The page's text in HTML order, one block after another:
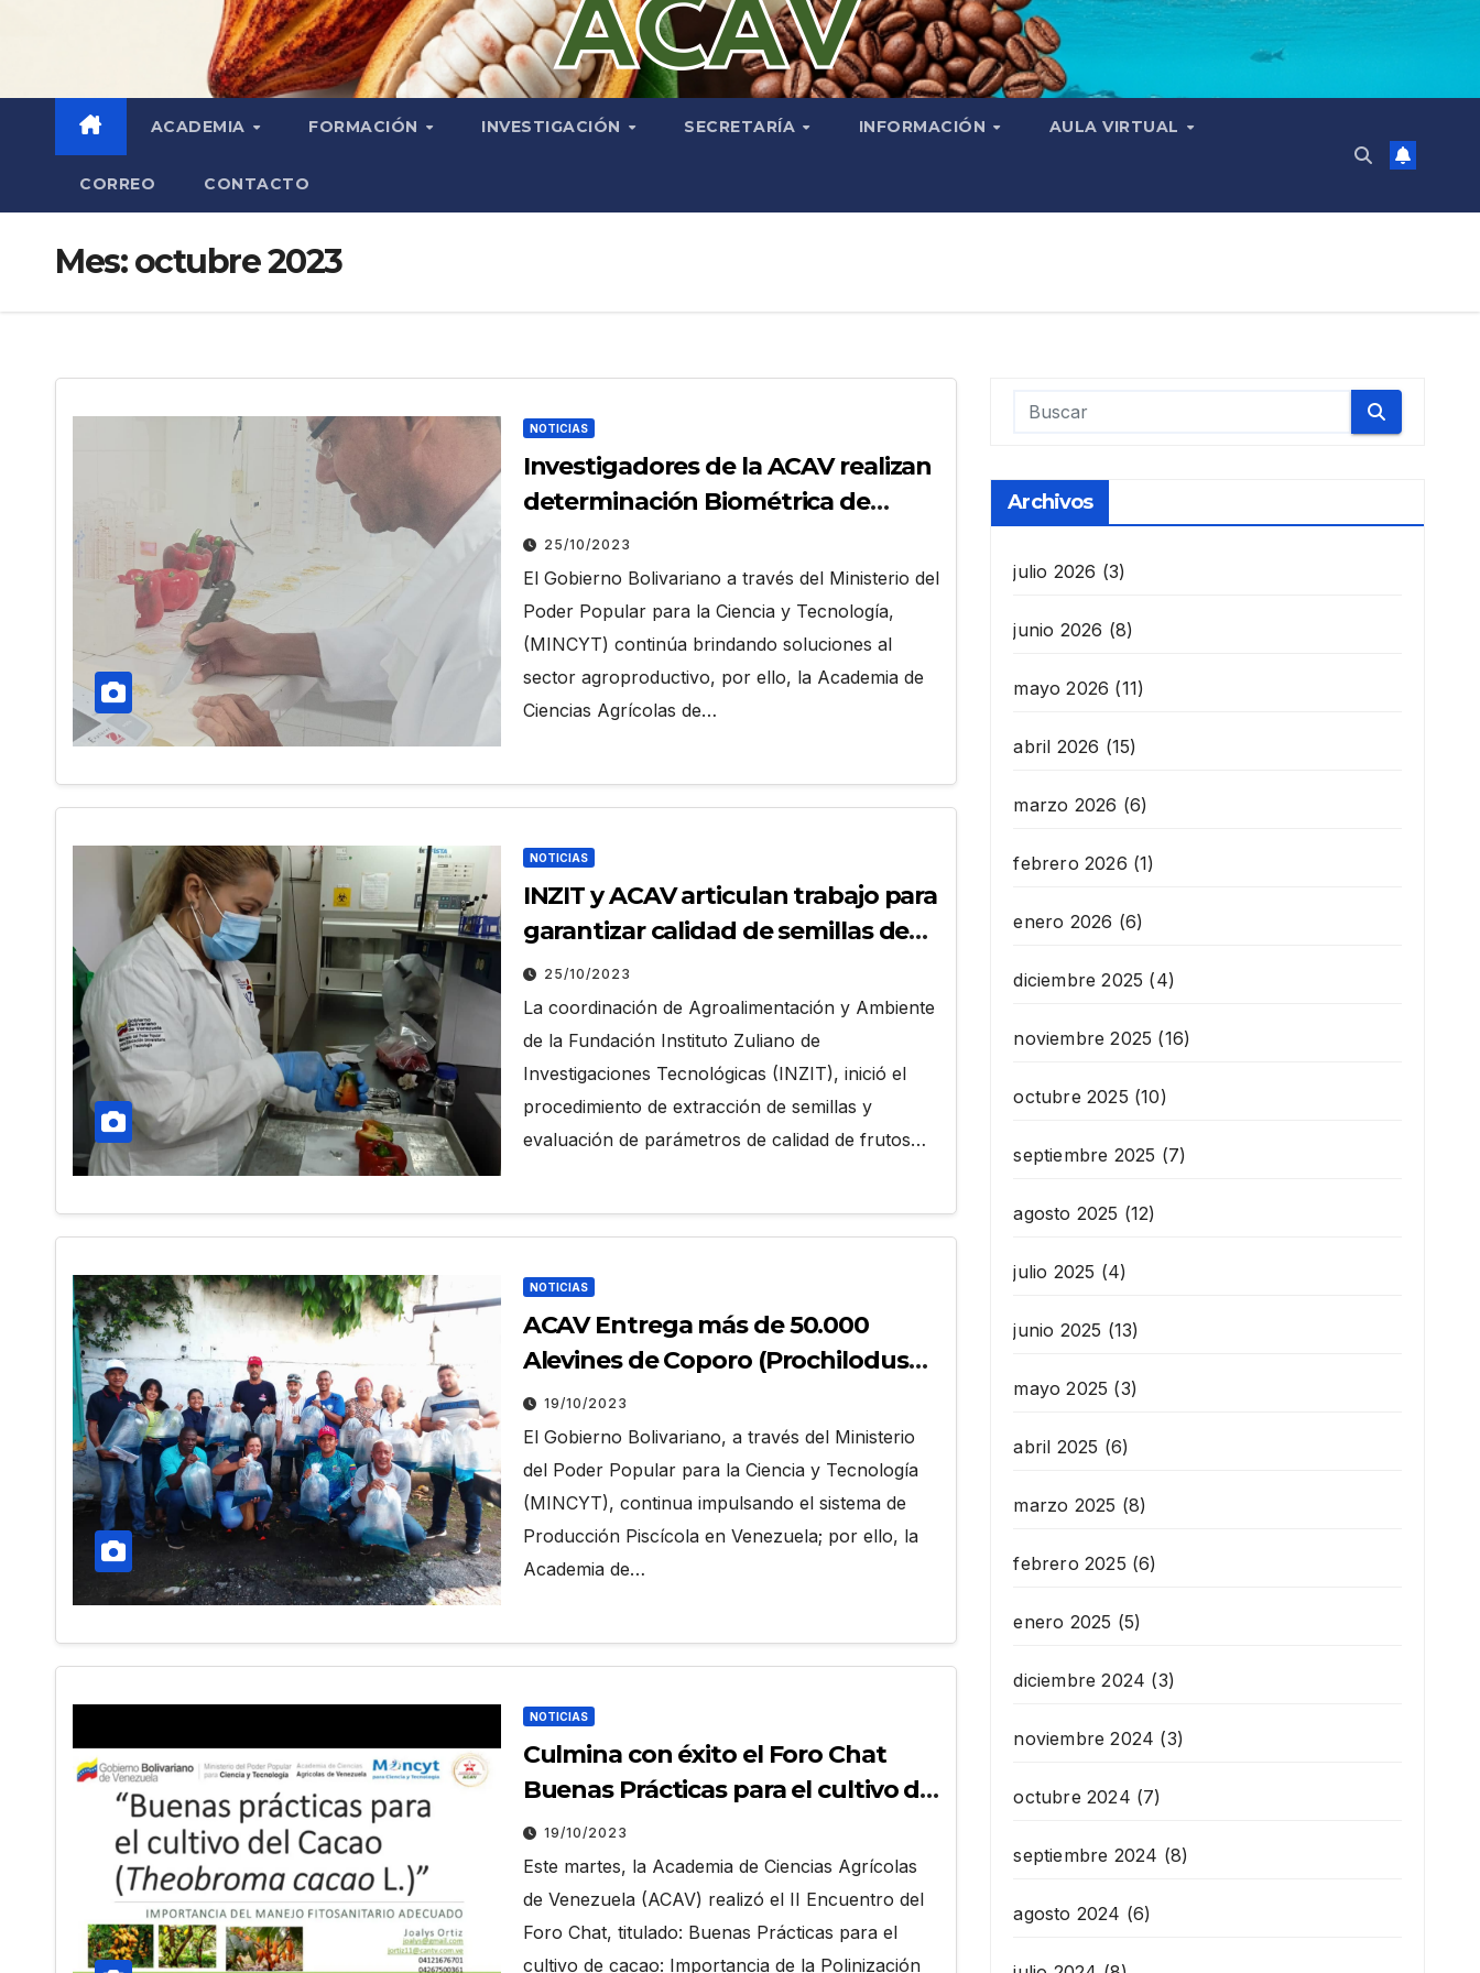
ACADEMIA FORMACIÓN INVESTIGACIÓN SECRETARÍA INFORMACIÓN AULA VIRTUAL
CORREO CONTACTO
Mes:octubre 2023
NOTICIAS
Investigadores de la ACAV realizan
determinación Biométrica de
Frutos de Pimentón (Capsicum)
25/10/2023
El Gobierno Bolivariano a través del Ministerio del
Poder Popular para la Ciencia y Tecnología,
(MINCYT) continúa brindando soluciones al
sector agroproductivo, por ello, la Academia de
Ciencias Agrícolas de…
NOTICIAS
INZIT y ACAV articulan trabajo para
garantizar calidad de semillas de
pimentón
25/10/2023
La coordinación de Agroalimentación y Ambiente
de la Fundación Instituto Zuliano de
Investigaciones Tecnológicas (INZIT), inició el
procedimiento de extracción de semillas y
evaluación de parámetros de calidad de frutos…
NOTICIAS
ACAV Entrega más de 50.000
Alevines de Coporo (Prochilodus
mariae) a Piscicultores de los
Estado Barinas, Portuguesa y Lara
19/10/2023
El Gobierno Bolivariano, a través del Ministerio
del Poder Popular para la Ciencia y Tecnología
(MINCYT), continua impulsando el sistema de
Producción Piscícola en Venezuela; por ello, la
Academia de…
NOTICIAS
Culmina con éxito el Foro Chat
Buenas Prácticas para el cultivo de
Cacao
19/10/2023
Este martes, la Academia de Ciencias Agrícolas
de Venezuela (ACAV) realizó el II Encuentro del
Foro Chat, titulado: Buenas Prácticas para el
cultivo de cacao: Importancia de la Polinización
Archivos
julio 2026 (3)
junio 2026 (8)
mayo 2026 (11)
abril 2026 (15)
marzo 2026 (6)
febrero 2026 (1)
enero 2026 (6)
diciembre 2025 (4)
noviembre 2025 (16)
octubre 2025 (10)
septiembre 2025 (7)
agosto 2025 (12)
julio 2025 (4)
junio 2025 (13)
mayo 2025 (3)
abril 2025 (6)
marzo 2025 (8)
febrero 2025 (6)
enero 2025 (5)
diciembre 2024 (3)
noviembre 2024 (3)
octubre 2024 (7)
septiembre 2024 (8)
agosto 2024 (6)